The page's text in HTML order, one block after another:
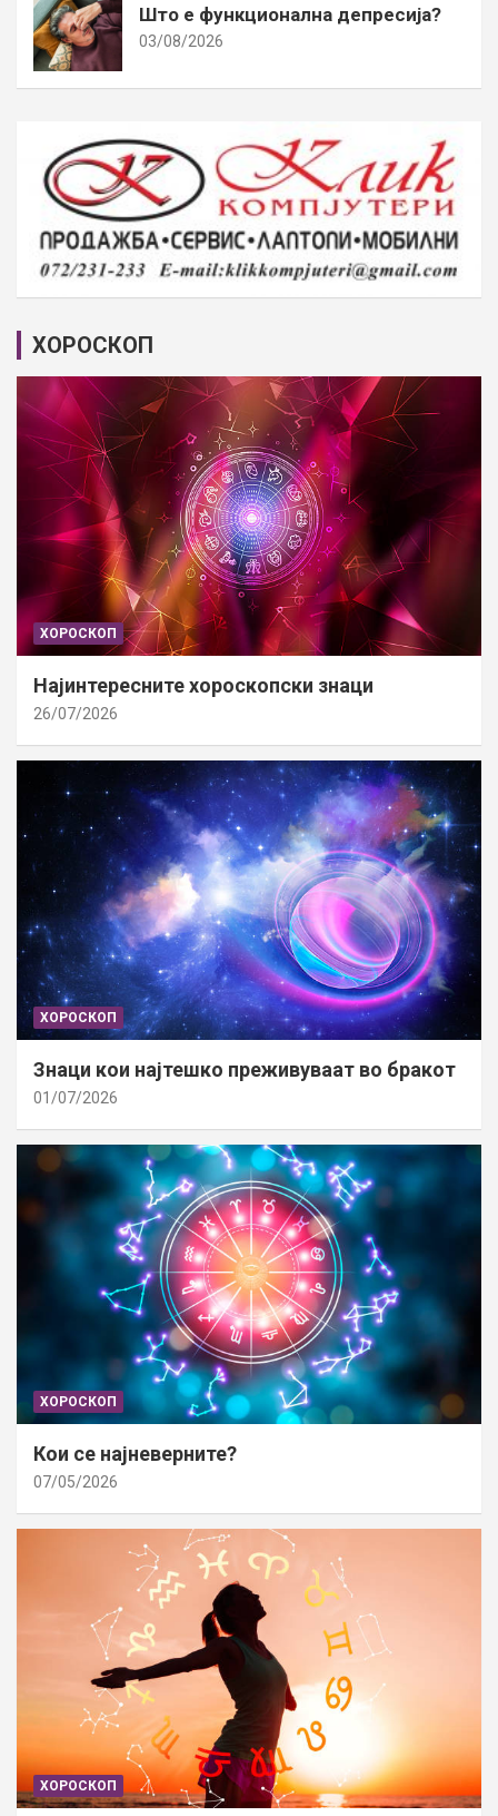
Што е функционална депресија?
03/08/2026
ХОРОСКОП
ХОРОСКОП
Најинтересните хороскопски знаци
26/07/2026
ХОРОСКОП
Знаци кои најтешко преживуваат во бракот
01/07/2026
ХОРОСКОП
Кои се најневерните?
07/05/2026
ХОРОСКОП